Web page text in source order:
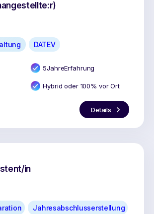
DATEV
5JahreErfahrung
Hybrid oder 100% vor Ort
Details
in
Jahresabschlusserstellung